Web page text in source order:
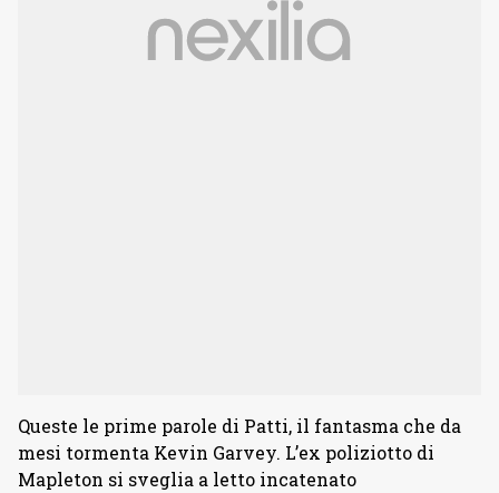
Queste le prime parole di Patti, il fantasma che da
mesi tormenta Kevin Garvey. L’ex poliziotto di
Mapleton si sveglia a letto incatenato